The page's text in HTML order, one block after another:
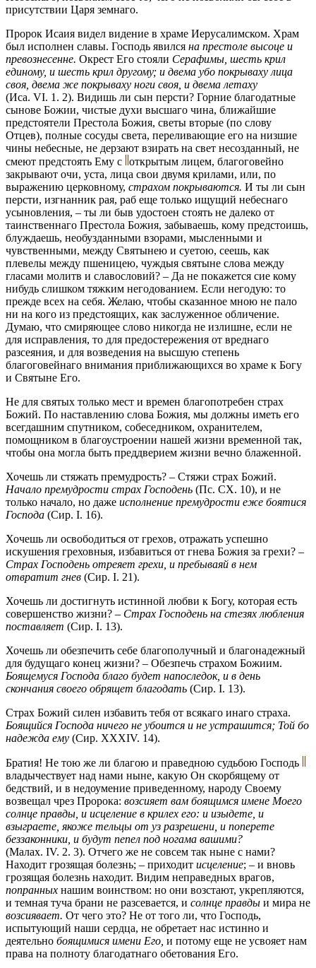
присутствии Царя земнаго.
Пророк Исаия видел видение в храме Иерусалимском. Храм
был исполнен славы. Господь явился на престоле высоце и
превознесенне. Окрест Его стояли Серафимы, шесть крил
единому, и шесть крил другому; и двема убо покрываху лица
своя, двема же покрываху ноги своя, и двема летаху
(Иса. VI. 1. 2). Видишь ли сын персти? Горние благодатные
сынове Божии, чистые духи высшаго чина, ближайшие
предстоятели Престола Божия, светы вторые (по слову
Отцев), полные сосуды света, переливающие его на низшие
чины небесные, не дерзают взирать на свет несозданный, не
смеют предстоять Ему с открытым лицем, благоговейно
закрывают очи, уста, лица свои двумя крилами, или, по
выражению церковному, страхом покрываются. И ты ли сын
персти, изгнанник рая, раб еще только ищущий небеснаго
усыновления, – ты ли быв удостоен стоять не далеко от
таинственнаго Престола Божия, забываешь, кому предстоишь,
блуждаешь, необузданными взорами, мысленными и
чувственными, между Святынею и суетою, сеешь, как
плевелы между пшеницею, чуждыя святыне слова между
гласами молитв и славословий? – Да не покажется сие кому
нибудь слишком тяжким негодованием. Если негодую: то
прежде всех на себя. Желаю, чтобы сказанное мною не пало
ни на кого из предстоящих, как заслуженное обличение.
Думаю, что смиряющее слово никогда не излишне, если не
для исправления, то для предостережения от вреднаго
разсеяния, и для возведения на высшую степень
благоговейнаго внимания приближающихся во храме к Богу
и Святыне Его.
Не для святых только мест и времен благопотребен страх
Божий. По наставлению слова Божия, мы должны иметь его
всегдашним спутником, собеседником, охранителем,
помощником в благоустроении нашей жизни временной так,
чтобы она могла быть преддверием жизни вечно блаженной.
Хочешь ли стяжать премудрость? – Стяжи страх Божий.
Начало премудрости страх Господень (Пс. CX. 10), и не
только начало, но даже исполнение премудрости еже боятися
Господа (Сир. I. 16).
Хочешь ли освободиться от грехов, отражать успешно
искушения греховныя, избавиться от гнева Божия за грехи? –
Страх Господень отреяет грехи, и пребываяй в нем
отвратит гнев (Сир. I. 21).
Хочешь ли достигнуть истинной любви к Богу, которая есть
совершенство жизни? – Страх Господень на стезях любления
поставляет (Сир. I. 13).
Хочешь ли обезпечить себе благополучный и благонадежный
для будущаго конец жизни? – Обезпечь страхом Божиим.
Боящемуся Господа благо будет напоследок, и в день
скончания своего обрящет благодать (Сир. I. 13).
Страх Божий силен избавить тебя от всякаго инаго страха.
Боящийся Господа ничего не убоится и не устрашится; Той бо
надежда ему (Сир. XXXIV. 14).
Братия! Не тою же ли благою и праведною судьбою Господь
владычествует над нами ныне, какую Он скорбящему от
бедствий, и в недоумение приведенному, народу Своему
возвещал чрез Пророка: возсияет вам боящимся имене Моего
солнце правды, и исцеление в крилех его: и изыдете, и
взыграете, якоже тельцы от уз разрешени, и поперете
беззаконники, и будут пепел под ногама вашими?
(Малах. IV. 2. 3). Отчего же не совсем так ныне с нами?
Находит грозящая болезнь; – приходит исцеление; – и вновь
грозящая болезнь находит. Видим неправедных врагов,
попранных нашим воинством: но они возстают, укрепляются,
и темная туча брани не разсевается, и солнце правды и мира не
возсиявает. От чего это? Не от того ли, что Господь,
испытующий наши сердца, не обретает нас истинно и
деятельно боящимися имени Его, и потому еще не усвояет нам
права на полноту благодатнаго обетования Его.